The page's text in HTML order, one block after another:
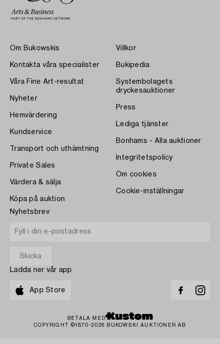
Om Bukowskis
Kontakta våra specialister
Våra Fine Art-resultat
Nyheter
Hemvärdering
Kundservice
Transport och uthämtning
Private Sales
Värdera & sälja
Köpa på auktion
Villkor
Bukipedia
Systembolagets
dryckesauktioner
Press
Lediga tjänster
Bonhams - Alla auktioner
Integritetspolicy
Om cookies
Cookie-inställningar
Nyhetsbrev
Ladda ner vår app
App Store
BETALA MED
COPYRIGHT ©1870-2026 BUKOWSKI AUKTIONER AB